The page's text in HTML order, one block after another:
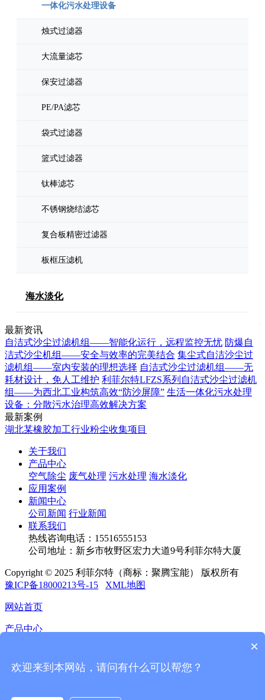
一体化污水处理设备
烛式过滤器
大流量滤芯
保安过滤器
PE/PA滤芯
袋式过滤器
篮式过滤器
钛棒滤芯
不锈钢烧结滤芯
复合板精密过滤器
板框压滤机
海水淡化
最新资讯
自洁式沙尘过滤机组——智能化运行，远程监控无忧 防爆自
洁式沙尘机组——安全与效率的完美结合 集尘式自洁沙尘过
滤机组——室内安装的理想选择 自洁式沙尘过滤机组——无
耗材设计，免人工维护 利菲尔特LFZS系列自洁式沙尘过滤机
组——为西北工业构筑高效“防沙屏障” 生活一体化污水处理
设备：分散污水治理高效解决方案
最新案例
湖北某橡胶加工行业粉尘收集项目
关于我们
产品中心
空气除尘 废气处理 污水处理 海水淡化
应用案例
新闻中心
公司新闻 行业新闻
联系我们
热线咨询电话： 15516555153
公司地址：新乡市牧野区宏力大道9号利菲尔特大厦
Copyright © 2025 利菲尔特（商标：聚腾宝能） 版权所有
豫ICP备18000213号-15
XML地图
网站首页
产品中心
新闻中心
×
欢迎来到本网站，请问有什么可以帮您？